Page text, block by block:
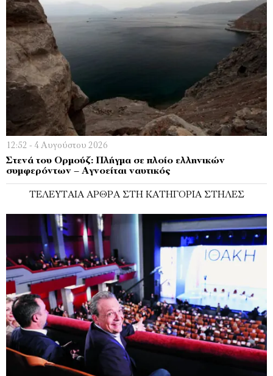
12:52 - 4 Αυγούστου 2026
Στενά του Ορμούζ: Πλήγμα σε πλοίο ελληνικών
συμφερόντων – Αγνοείται ναυτικός
ΤΕΛΕΥΤΑΊΑ ΆΡΘΡΑ ΣΤΗ ΚΑΤΗΓΟΡΊΑ ΣΤΉΛΕΣ